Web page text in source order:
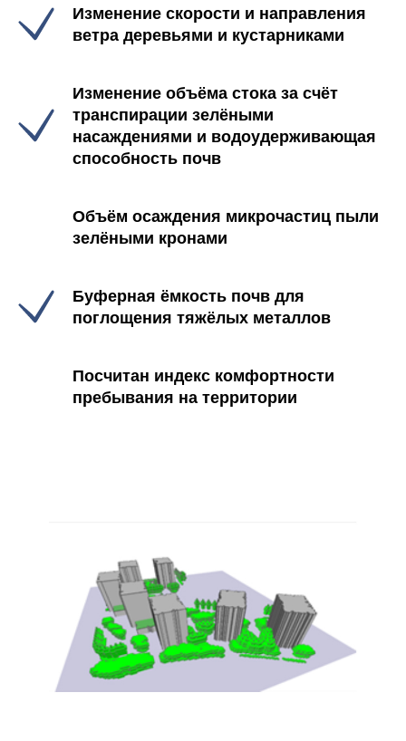
Изменение скорости и направления
ветра деревьями и кустарниками
Изменение объёма стока за счёт
транспирации зелёными
насаждениями и водоудерживающая
способность почв
Объём осаждения микрочастиц пыли
зелёными кронами
Буферная ёмкость почв для
поглощения тяжёлых металлов
Посчитан индекс комфортности
пребывания на территории